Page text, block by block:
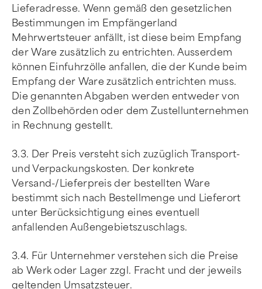
Lieferadresse. Wenn gemäß den gesetzlichen
Bestimmungen im Empfängerland
Mehrwertsteuer anfällt, ist diese beim Empfang
der Ware zusätzlich zu entrichten. Ausserdem
können Einfuhrzölle anfallen, die der Kunde beim
Empfang der Ware zusätzlich entrichten muss.
Die genannten Abgaben werden entweder von
den Zollbehörden oder dem Zustellunternehmen
in Rechnung gestellt.
3.3. Der Preis versteht sich zuzüglich Transport-
und Verpackungskosten. Der konkrete
Versand-/Lieferpreis der bestellten Ware
bestimmt sich nach Bestellmenge und Lieferort
unter Berücksichtigung eines eventuell
anfallenden Außengebietszuschlags.
3.4. Für Unternehmer verstehen sich die Preise
ab Werk oder Lager zzgl. Fracht und der jeweils
geltenden Umsatzsteuer.